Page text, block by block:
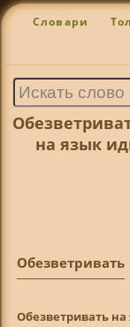
Словари
на язык
Обезветривать
Обезветривать